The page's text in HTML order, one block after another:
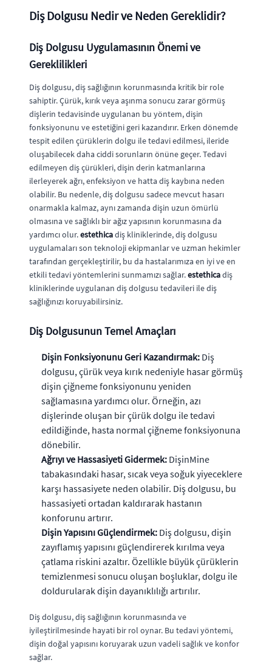
Diş Dolgusu Nedir ve Neden Gereklidir?
Diş Dolgusu Uygulamasının Önemi ve
Gereklilikleri
Diş dolgusu, diş sağlığının korunmasında kritik bir role
sahiptir. Çürük, kırık veya aşınma sonucu zarar görmüş
dişlerin tedavisinde uygulanan bu yöntem, dişin
fonksiyonunu ve estetiğini geri kazandırır. Erken dönemde
tespit edilen çürüklerin dolgu ile tedavi edilmesi, ileride
oluşabilecek daha ciddi sorunların önüne geçer. Tedavi
edilmeyen diş çürükleri, dişin derin katmanlarına
ilerleyerek ağrı, enfeksiyon ve hatta diş kaybına neden
olabilir. Bu nedenle, diş dolgusu sadece mevcut hasarı
onarmakla kalmaz, aynı zamanda dişin uzun ömürlü
olmasına ve sağlıklı bir ağız yapısının korunmasına da
yardımcı olur.estethicadiş kliniklerinde, diş dolgusu
uygulamaları son teknoloji ekipmanlar ve uzman hekimler
tarafından gerçekleştirilir, bu da hastalarımıza en iyi ve en
etkili tedavi yöntemlerini sunmamızı sağlar.estethicadiş
kliniklerinde uygulanan diş dolgusu tedavileri ile diş
sağlığınızı koruyabilirsiniz.
Diş Dolgusunun Temel Amaçları
Dişin Fonksiyonunu Geri Kazandırmak: Diş
dolgusu, çürük veya kırık nedeniyle hasar görmüş
dişin çiğneme fonksiyonunu yeniden
sağlamasına yardımcı olur. Örneğin, azı
dişlerinde oluşan bir çürük dolgu ile tedavi
edildiğinde, hasta normal çiğneme fonksiyonuna
dönebilir.
Ağrıyı ve Hassasiyeti Gidermek: DişinMine
tabakasındaki hasar, sıcak veya soğuk yiyeceklere
karşı hassasiyete neden olabilir. Diş dolgusu, bu
hassasiyeti ortadan kaldırarak hastanın
konforunu artırır.
Dişin Yapısını Güçlendirmek: Diş dolgusu, dişin
zayıflamış yapısını güçlendirerek kırılma veya
çatlama riskini azaltır. Özellikle büyük çürüklerin
temizlenmesi sonucu oluşan boşluklar, dolgu ile
doldurularak dişin dayanıklılığı artırılır.
Diş dolgusu, diş sağlığının korunmasında ve
iyileştirilmesinde hayati bir rol oynar. Bu tedavi yöntemi,
dişin doğal yapısını koruyarak uzun vadeli sağlık ve konfor
sağlar.